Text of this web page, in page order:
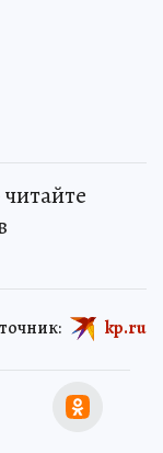
kp.ru